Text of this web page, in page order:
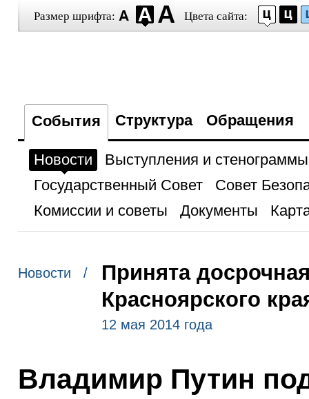
Размер шрифта: Цвета сайта:
События Структура Обращения
Новости
Выступления и стенограммы
Государственный Совет
Совет
Комиссии и советы
Документы
Новости /
Принята
Красноярского
12 мая 2014 года
Владимир Путин